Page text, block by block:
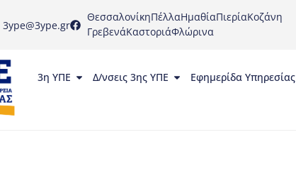
3ype@3ype.gr
ΘεσσαλονίκηΠέλλαΗμαθίαΠιερίαΚοζάνη
ΓρεβενάΚαστοριάΦλώρινα
3η ΥΠΕ Δ/νσεις 3ης ΥΠΕ Εφημερίδα Υπηρεσίας